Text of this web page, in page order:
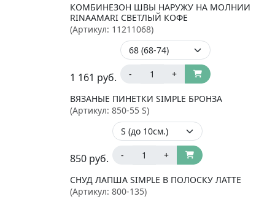
КОМБИНЕЗОН ШВЫ НАРУЖУ НА МОЛНИИ
RINAAMARI СВЕТЛЫЙ КОФЕ
(Артикул: 11211068)
1 161 руб. - +
ВЯЗАНЫЕ ПИНЕТКИ SIMPLE БРОНЗА
(Артикул: 850-55 S)
850 руб. - +
СНУД ЛАПША SIMPLE В ПОЛОСКУ ЛАТТЕ
(Артикул: 800-135)